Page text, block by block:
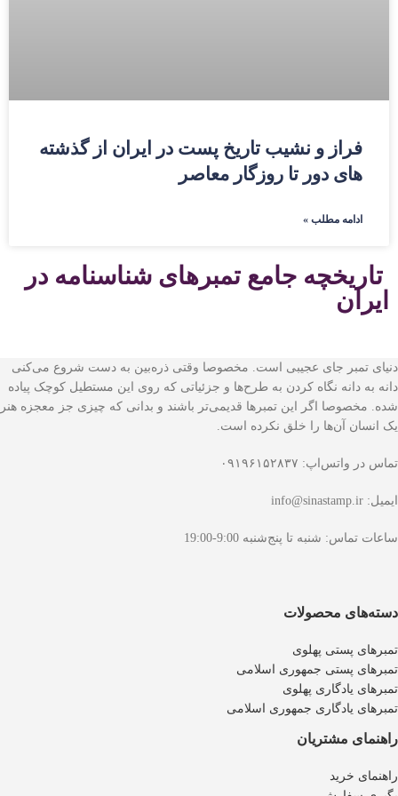
فراز و نشيب تاريخ پست در ايران از گذشته
های دور تا روزگار معاصر
ادامه مطلب »
تاریخچه جامع تمبرهای شناسنامه در
ایران
دنیای تمبر جای عجیبی است. مخصوصا وقتی ذره‌بین به دست شروع می‌کنی
دانه به دانه نگاه کردن به طرح‌ها و جزئیاتی که روی این مستطیل کوچک پیاده
شده. مخصوصا اگر این تمبرها قدیمی‌تر باشند و بدانی که چیزی جز معجزه هنر
یک انسان آن‌ها را خلق نکرده است.
تماس در واتس‌اپ: ۰۹۱۹۶۱۵۲۸۳۷
ایمیل: info@sinastamp.ir
ساعات تماس: شنبه تا پنج‌شنبه 9:00-19:00
دسته‌های محصولات
تمبرهای پستی پهلوی
تمبرهای پستی جمهوری اسلامی
تمبرهای یادگاری پهلوی
تمبرهای یادگاری جمهوری اسلامی
راهنمای مشتریان
راهنمای خرید